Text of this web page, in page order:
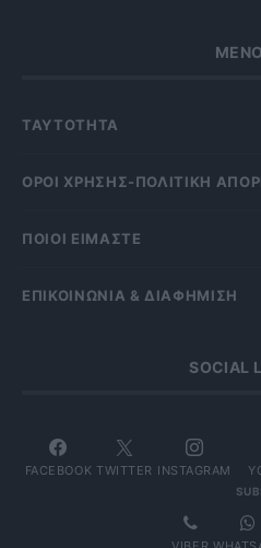
ΤΑΥΤΟΤΗΤΑ
OΡΟΙ ΧΡΗΣΗΣ-ΠΟΛΙΤΙΚΗ
ΠΟΙΟΙ ΕΙΜΑΣΤΕ
ΕΠΙΚΟΙΝΩΝΙΑ & ΔΙΑΦΗΜΙΣΗ
SOCIAL
FACEBOOK TWITTER INSTAGRAM